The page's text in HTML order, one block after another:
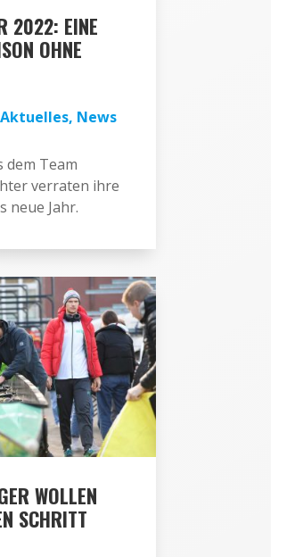
2022: EINE
OHNE
Aktuelles, News
dem Team
verraten ihre
neue Jahr.
WOLLEN
SCHRITT